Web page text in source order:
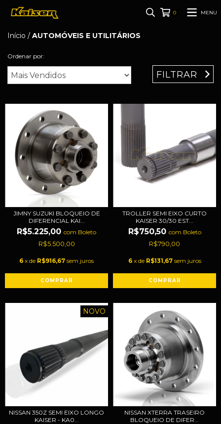
0 MENU
Início / AUTOMÓVEIS E UTILITÁRIOS
Ordenar por:
FILTRAR
JIMNY SUZUKI BLOQUEIO DE
DIFERENCIAL KAI...
R$5.225,00 com Boleto
R$5.500,00
6 x de R$916,67 sem juros
TROLLER SEMI EIXO CURTO
KAISER 30/30 EST...
R$750,50 com Boleto
R$790,00
6 x de R$131,67 sem juros
NOVO
NISSAN 350Z SEMI EIXO LONGO
KAISER - KA0...
NISSAN XTERRA TRASEIRO
BLOQUEIO DE DIFER...